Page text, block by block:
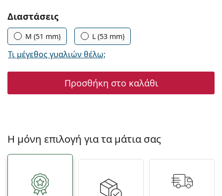
Συμπληρώστε τις παράμετρους
Διαστάσεις
M (51 mm) L (53 mm)
Τι μέγεθος γυαλιών θέλω;
Προσθήκη στο καλάθι
Η μόνη επιλογή για τα μάτια σας